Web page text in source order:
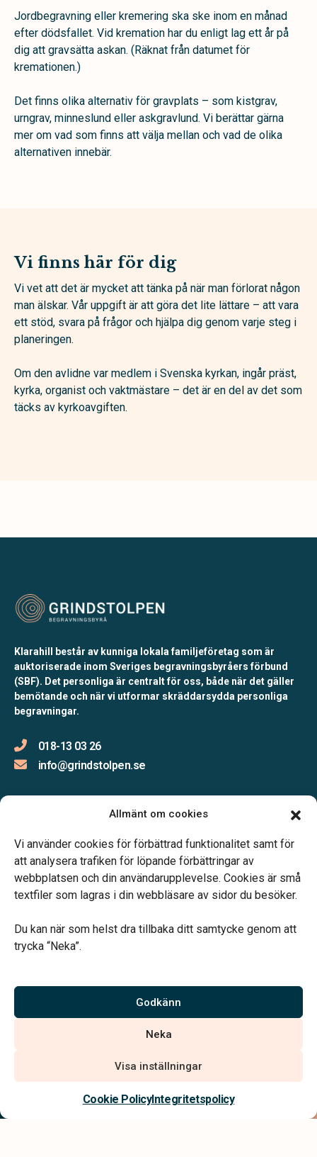
Allmänt om cookies
Vi använder cookies för förbättrad funktionalitet samt för
att analysera trafiken för löpande förbättringar av
webbplatsen och din användarupplevelse. Cookies är små
textfiler som lagras i din webbläsare av sidor du besöker.
Du kan när som helst dra tillbaka ditt samtycke genom att
trycka “Neka”.
Godkänn
Neka
Visa inställningar
Cookie PolicyIntegritetspolicy
Jordbegravning eller kremering ska ske inom en månad
efter dödsfallet. Vid kremation har du enligt lag ett år på
dig att gravsätta askan. (Räknat från datumet för
kremationen.)
Det finns olika alternativ för gravplats – som kistgrav,
urngrav, minneslund eller askgravlund. Vi berättar gärna
mer om vad som finns att välja mellan och vad de olika
alternativen innebär.
Vi finns här för dig
Vi vet att det är mycket att tänka på när man förlorat någon
man älskar. Vår uppgift är att göra det lite lättare – att vara
ett stöd, svara på frågor och hjälpa dig genom varje steg i
planeringen.
Om den avlidne var medlem i Svenska kyrkan, ingår präst,
kyrka, organist och vaktmästare – det är en del av det som
täcks av kyrkoavgiften.
Kontakta oss
Klarahill består av kunniga lokala familjeföretag som är
auktoriserade inom Sveriges begravningsbyråers förbund
(SBF). Det personliga är centralt för oss, både när det gäller
bemötande och när vi utformar skräddarsydda personliga
begravningar.
018-13 03 26
info@grindstolpen.se
Måndag-Fredag 09.00-16.00
Vi är auktoriserade av Sveriges Begravningsbyråers Förbund och
har högt ställda krav på utbildning, kvalitet, miljö och arbetsmiljö.